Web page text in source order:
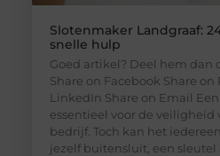
Slotenmaker Landgraaf:
snelle hulp
Goed artikel? Deel hem dan
Share on Facebook Share on
LinkedIn Share on Email
essentieel voor de veiligheid
bedrijf. Toch kan het
jezelf buitensluit, een sleutel